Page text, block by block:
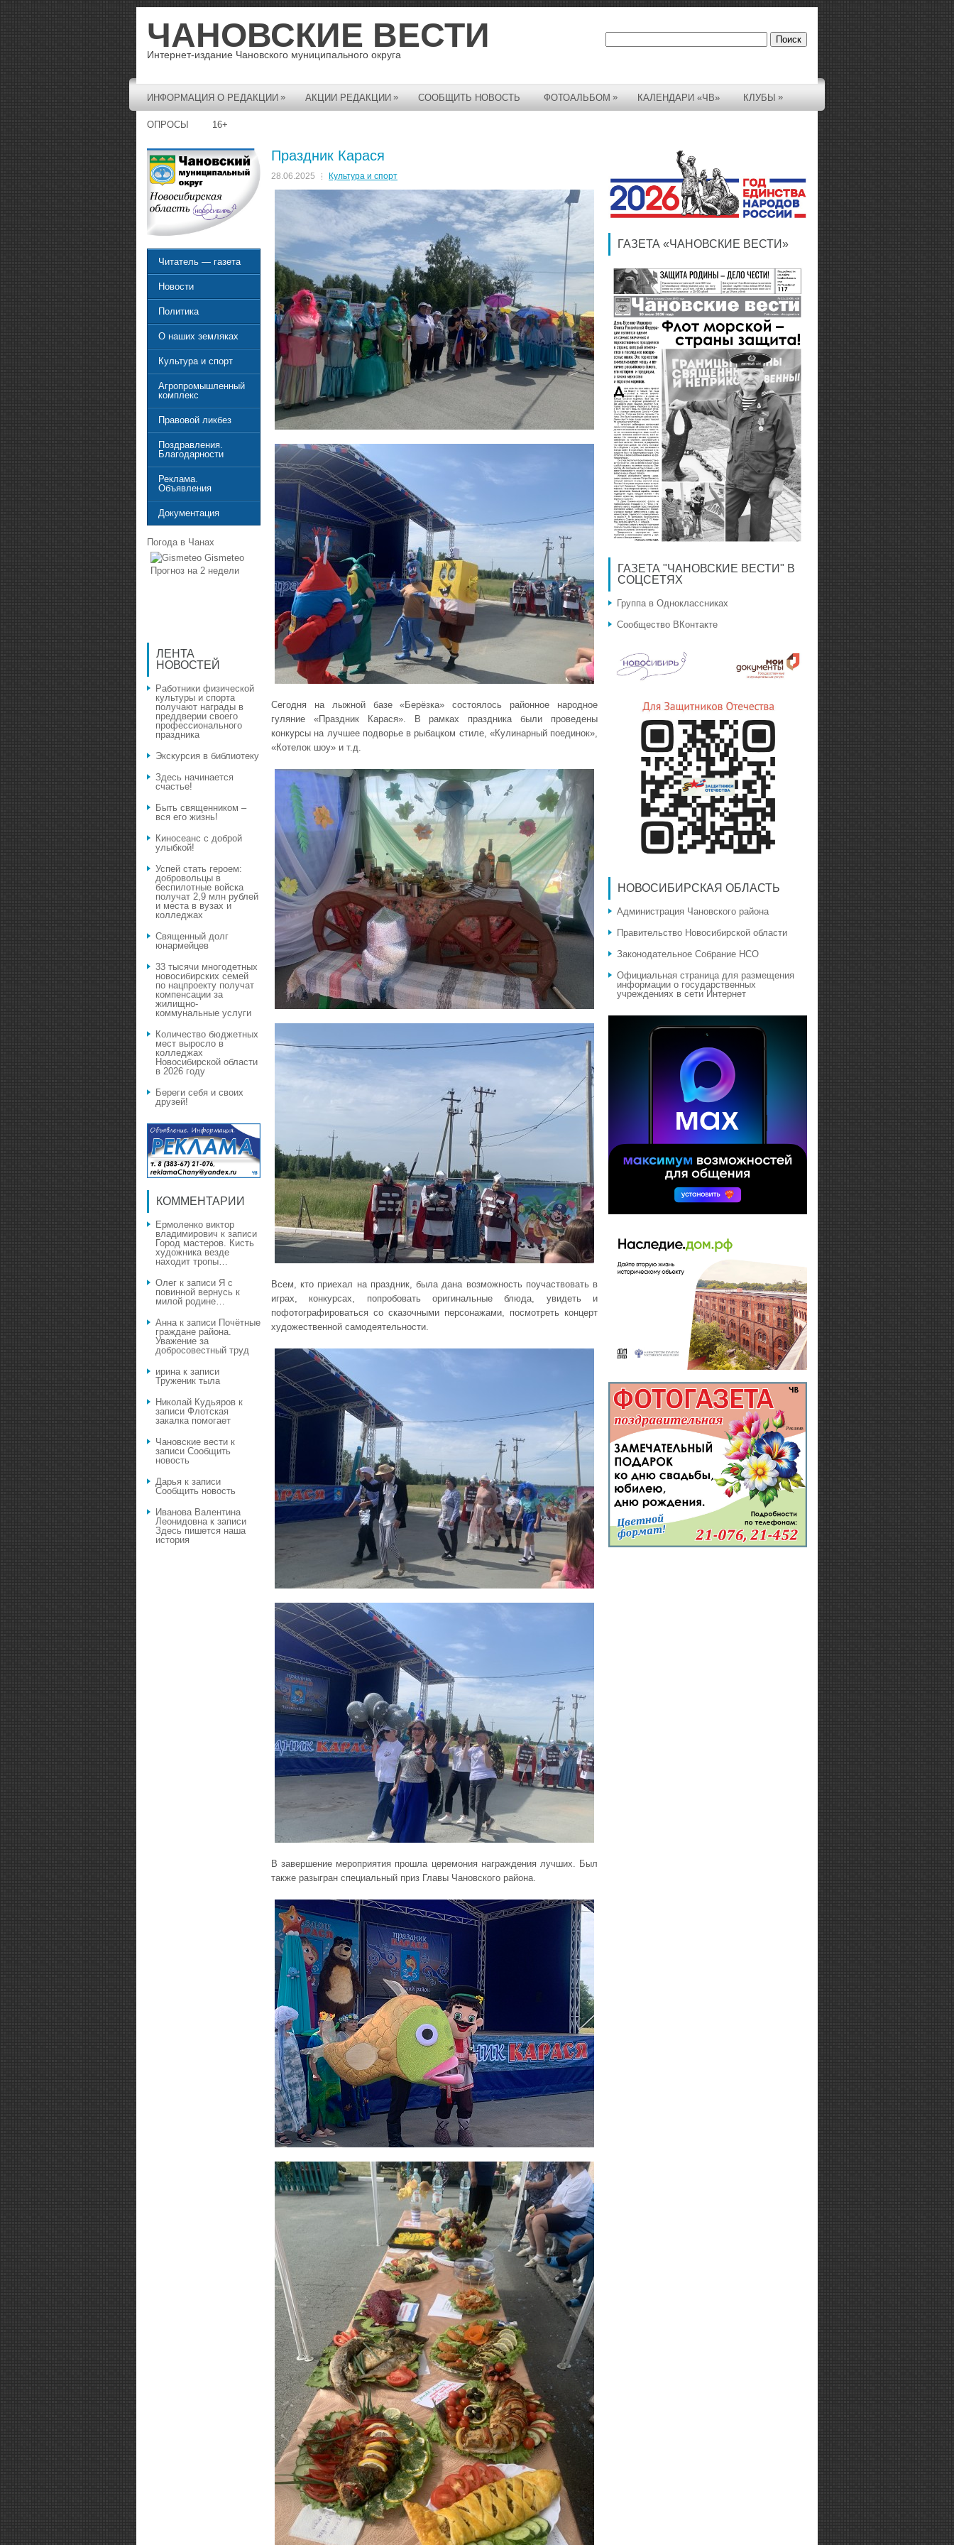
ЧАНОВСКИЕ ВЕСТИ
Интернет-издание Чановского муниципального округа
ИНФОРМАЦИЯ О РЕДАКЦИИ » АКЦИИ РЕДАКЦИИ » СООБЩИТЬ НОВОСТЬ ФОТОАЛЬБОМ » КАЛЕНДАРИ «ЧВ» КЛУБЫ »
ОПРОСЫ 16+
Праздник Карася
28.06.2025 Культура и спорт
Сегодня на лыжной базе «Берёзка» состоялось районное народное
гуляние «Праздник Карася». В рамках праздника были проведены
конкурсы на лучшее подворье в рыбацком стиле, «Кулинарный поединок»,
«Котелок шоу» и т.д.
Всем, кто приехал на праздник, была дана возможность поучаствовать в
играх, конкурсах, попробовать оригинальные блюда, увидеть и
пофотографироваться со сказочными персонажами, посмотреть концерт
художественной самодеятельности.
В завершение мероприятия прошла церемония награждения лучших. Был
также разыгран специальный приз Главы Чановского района.
Читатель — газета
Новости
Политика
О наших земляках
Культура и спорт
Агропромышленный
комплекс
Правовой ликбез
Поздравления.
Благодарности
Реклама.
Объявления
Документация
Погода в Чанах
Gismeteo
Прогноз на 2 недели
ЛЕНТА
НОВОСТЕЙ
Работники физической
культуры и спорта
получают награды в
преддверии своего
профессионального
праздника
Экскурсия в библиотеку
Здесь начинается
счастье!
Быть священником –
вся его жизнь!
Киносеанс с доброй
улыбкой!
Успей стать героем:
добровольцы в
беспилотные войска
получат 2,9 млн рублей
и места в вузах и
колледжах
Священный долг
юнармейцев
33 тысячи многодетных
новосибирских семей
по нацпроекту получат
компенсации за
жилищно-
коммунальные услуги
Количество бюджетных
мест выросло в
колледжах
Новосибирской области
в 2026 году
Береги себя и своих
друзей!
КОММЕНТАРИИ
Ермоленко виктор
владимирович к записи
Город мастеров. Кисть
художника везде
находит тропы…
Олег к записи Я с
повинной вернусь к
милой родине…
Аннак записи Почётные
граждане района.
Уважение за
добросовестный труд
иринак записи
Труженик тыла
Николай Кудьяров к
записи Флотская
закалка помогает
Чановские вести к
записи Сообщить
новость
Дарья к записи
Сообщить новость
Иванова Валентина
Леонидовнак записи
Здесь пишется наша
история
ГАЗЕТА «ЧАНОВСКИЕ ВЕСТИ»
ГАЗЕТА "ЧАНОВСКИЕ ВЕСТИ" В
СОЦСЕТЯХ
Группа в Одноклассниках
Сообщество ВКонтакте
НОВОСИБИРСКАЯ ОБЛАСТЬ
Администрация Чановского района
Правительство Новосибирской области
Законодательное Собрание НСО
Официальная страница для размещения
информации о государственных
учреждениях в сети Интернет